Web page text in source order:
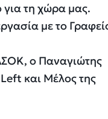
για τη χώρα μας.
με το
ο Παναγιώτης
και Μέλος της